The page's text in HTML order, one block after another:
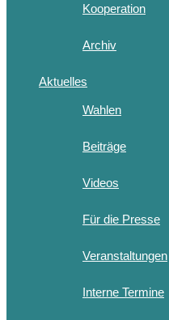
Kooperation
Archiv
Aktuelles
Wahlen
Beiträge
Videos
Für die Presse
Veranstaltungen
Interne Termine